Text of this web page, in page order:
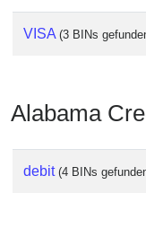
VISA (3 BINs
Alabama
debit (4 BINs